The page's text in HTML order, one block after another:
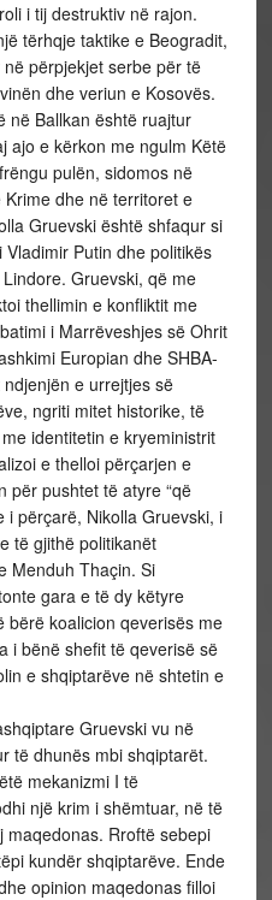
i tij destruktiv në rajon.
tërhqje taktike e Beogradit,
përpjekjet serbe për të
dhe veriun e Kosovës.
në Ballkan është ruajtur
ajo e kërkon me ngulm Këtë
pulën, sidomos në
dhe në territoret e
Gruevski është shfaqur si
Putin dhe politikës
Gruevski, që me
thellimin e konfliktit me
i Marrëveshjes së Ohrit
Europian dhe SHBA-
e urrejtjes së
ngriti mitet historike, të
identitetin e kryeministrit
e thelloi përçarjen e
për pushtet të atyre “që
i përçarë, Nikolla Gruevski, i
të gjithë politikanët
Menduh Thaçin. Si
gara e të dy këtyre
bërë koalicion qeverisës me
i bënë shefit të qeverisë së
e shqiptarëve në shtetin e
Gruevski vu në
të dhunës mbi shqiptarët.
mekanizmi I të
një krim i shëmtuar, në të
Rroftë sebepi
kundër shqiptarëve. Ende
opinion maqedonas filloi